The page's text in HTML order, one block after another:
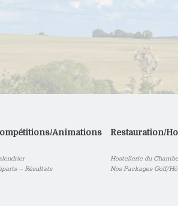
Animations
– Résultats
Restauration/
Hostellerie du
Nos Packages Golf/